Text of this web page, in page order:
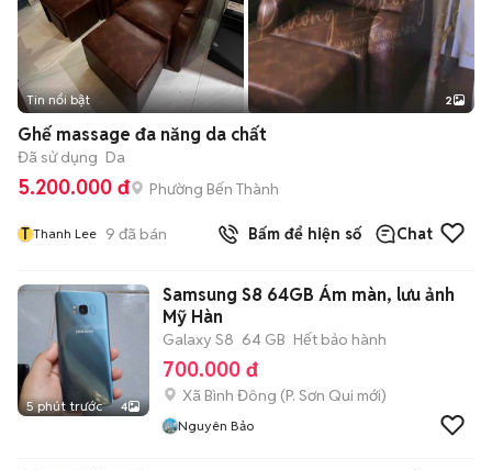
Tin nổi bật 2
Ghế massage đa năng da chất
Đã sử dụng Da
5.200.000 đ Phường Bến Thành
T Thanh Lee 9 đã bán Bấm để hiện số Chat
5 phút trước 4
Samsung S8 64GB Ám màn, lưu ảnh
Mỹ Hàn
Galaxy S8 64 GB Hết bảo hành
700.000 đ
Xã Bình Đông (P. Sơn Qui mới)
Nguyên Bảo